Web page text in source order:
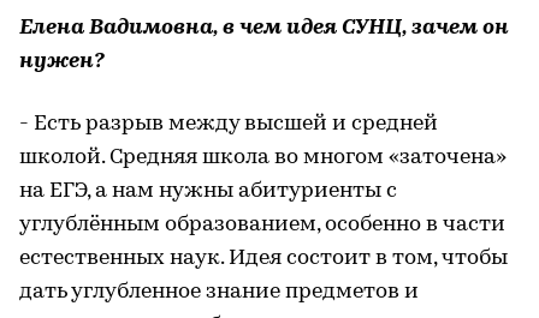
Елена Вадимовна, в чем идея СУНЦ, зачем он
нужен?
- Есть разрыв между высшей и средней
школой. Средняя школа во многом «заточена»
на ЕГЭ, а нам нужны абитуриенты с
углублённым образованием, особенно в части
естественных наук. Идея состоит в том, чтобы
дать углубленное знание предметов и